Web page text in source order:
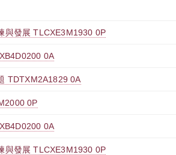
與發展 TLCXE3M1930 0P
0A
TDTXM2A1829 0A
0P
0A
與發展 TLCXE3M1930 0P